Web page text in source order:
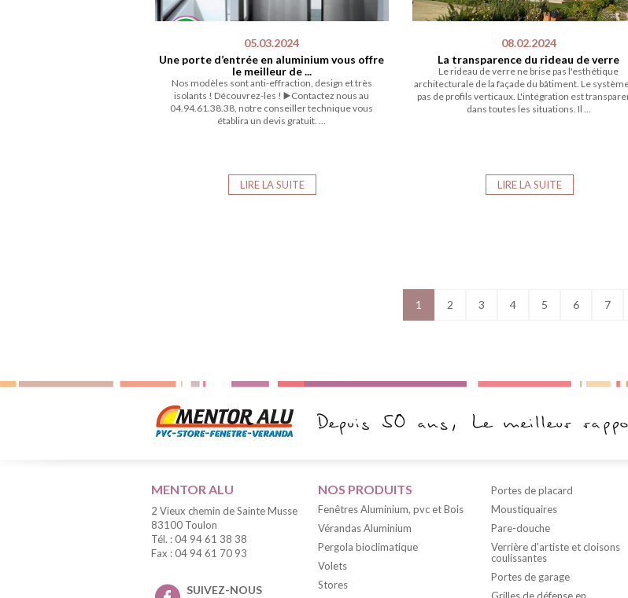
05.03.2024
Une porte d’entrée en aluminium vous offre
le meilleur de ...
Nos modèles sont anti-effraction, design et très
isolants ! Découvrez-les ! ▶️Contactez nous au
04.94.61.38.38, notre conseiller technique vous
établira un devis gratuit. ...
LIRE LA SUITE
08.02.2024
La transparence du rideau de verre
Le rideau de verre ne brise pas l'esthétique
architecturale de la façade du bâtiment. Le
pas de profils verticaux. L'intégration est
dans toutes les situations. Il ...
LIRE LA SUITE
1 2 3 4 5 6 7
MENTOR ALU
2 Vieux chemin de Sainte Musse
83100 Toulon
Tél. : 04 94 61 38 38
Fax : 04 94 61 70 93
SUIVEZ-NOUS
NOS PRODUITS
Fenêtres Aluminium, pvc et Bois
Vérandas Aluminium
Pergola bioclimatique
Volets
Stores
Portes de placard
Moustiquaires
Pare-douche
Verrière d'artiste et cloisons
coulissantes
Portes de garage